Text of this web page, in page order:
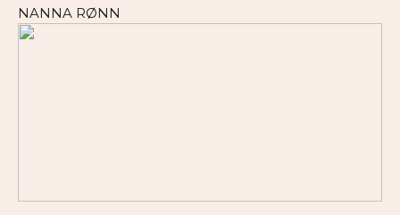
NANNA RØNN